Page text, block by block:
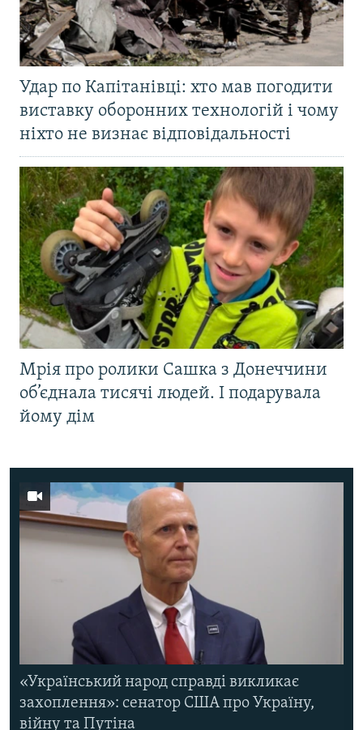
Удар по Капітанівці: хто мав погодити
виставку оборонних технологій і чому
ніхто не визнає відповідальності
Мрія про ролики Сашка з Донеччини
об’єднала тисячі людей. І подарувала
йому дім
«Український народ справді викликає
захоплення»: сенатор США про Україну,
війну та Путіна